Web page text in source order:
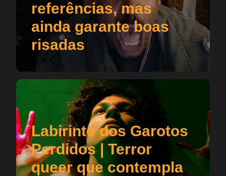
referências, mas
ainda garante boas
risadas
Labirinto dos Garotos
Perdidos | Terror
queer que contempla